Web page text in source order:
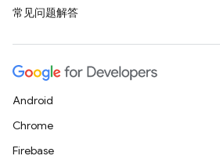
常见问题解答
Android
Chrome
Firebase